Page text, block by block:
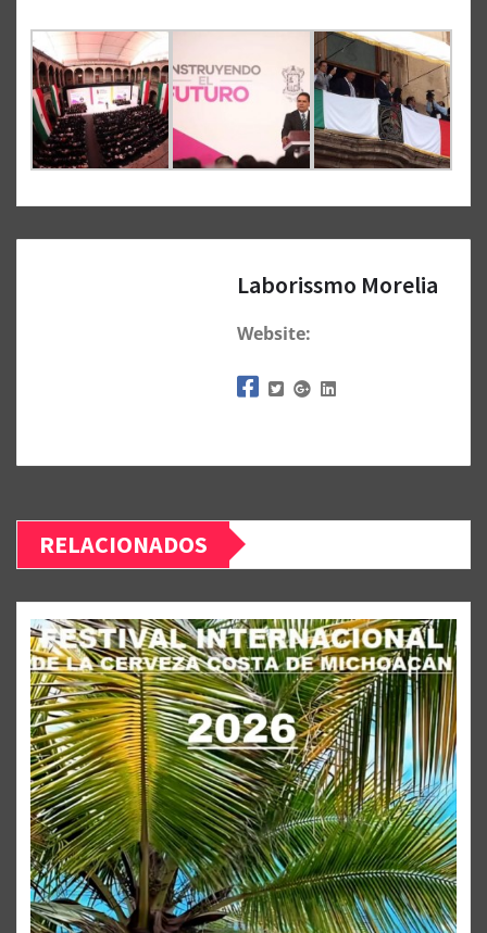
Laborissmo Morelia
Website:
RELACIONADOS